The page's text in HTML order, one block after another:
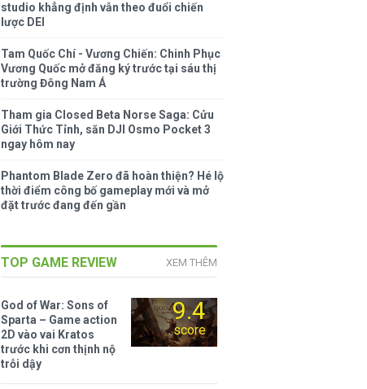
studio khẳng định vẫn theo đuổi chiến
lược DEI
Tam Quốc Chí - Vương Chiến: Chinh Phục
Vương Quốc mở đăng ký trước tại sáu thị
trường Đông Nam Á
Tham gia Closed Beta Norse Saga: Cửu
Giới Thức Tỉnh, săn DJI Osmo Pocket 3
ngay hôm nay
Phantom Blade Zero đã hoàn thiện? Hé lộ
thời điểm công bố gameplay mới và mở
đặt trước đang đến gần
TOP GAME REVIEW XEM THÊM
9.4
score
God of War: Sons of
Sparta – Game action
2D vào vai Kratos
trước khi cơn thịnh nộ
trỗi dậy